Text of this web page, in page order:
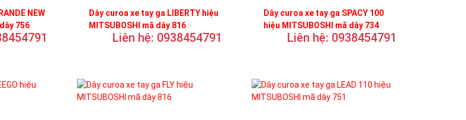
NEW
756
Dây curoa xe tay ga LIBERTY hiệu
MITSUBOSHI mã dây 816
Liên hệ: 0938454791
Dây curoa xe tay ga SPACY 100
hiệu MITSUBOSHI mã dây 734
Liên hệ: 0938454791